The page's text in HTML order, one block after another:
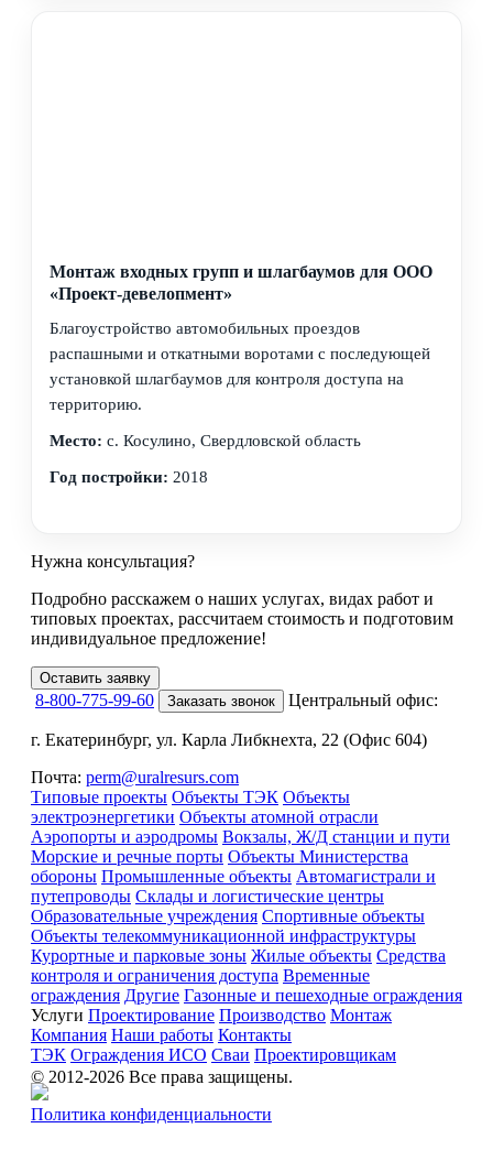
Монтаж входных групп и шлагбаумов для ООО
«Проект-девелопмент»
Благоустройство автомобильных проездов
распашными и откатными воротами с последующей
установкой шлагбаумов для контроля доступа на
территорию.
Место: с. Косулино, Свердловской область
Год постройки: 2018
Нужна консультация?
Подробно расскажем о наших услугах, видах работ и
типовых проектах, рассчитаем стоимость и подготовим
индивидуальное предложение!
Оставить заявку
8-800-775-99-60 Заказать звонок Центральный офис:
г. Екатеринбург, ул. Карла Либкнехта, 22 (Офис 604)
Почта: perm@uralresurs.com
Типовые проекты Объекты ТЭК Объекты
электроэнергетики Объекты атомной отрасли
Аэропорты и аэродромы Вокзалы, Ж/Д станции и пути
Морские и речные порты Объекты Министерства
обороны Промышленные объекты Автомагистрали и
путепроводы Склады и логистические центры
Образовательные учреждения Спортивные объекты
Объекты телекоммуникационной инфраструктуры
Курортные и парковые зоны Жилые объекты Средства
контроля и ограничения доступа Временные
ограждения Другие Газонные и пешеходные ограждения
Услуги Проектирование Производство Монтаж
Компания Наши работы Контакты
ТЭК Ограждения ИСО Сваи Проектировщикам
© 2012-2026 Все права защищены.
Политика конфиденциальности